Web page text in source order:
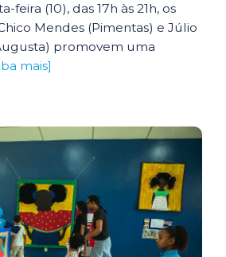
feira (10), das 17h às 21h, os
Mendes (Pimentas) e Júlio
promovem uma
mais]